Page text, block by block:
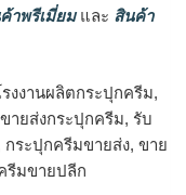
าพรีเมี่ยมและ สินค้า
งงานผลิตกระปุกครีม,
ายส่งกระปุกครีม, รับ
ระปุกครีมขายส่ง, ขาย
รีมขายปลีก